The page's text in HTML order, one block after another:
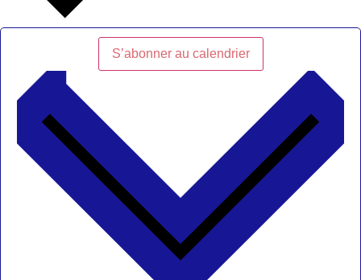
S’abonner au calendrier